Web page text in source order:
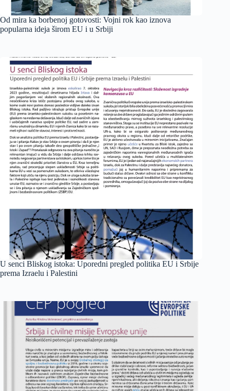
Od mira ka borbenoj gotovosti: Vojni rok kao iznova
popularna ideja širom EU i u Srbiji
U senci Bliskog istoka: Uporedni pregled politika EU i Srbije
prema Izraelu i Palestini